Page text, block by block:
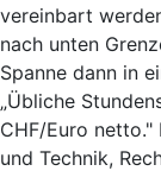
vereinbart
nach unten
Spanne dann in
„Übliche
CHF/Euro netto."
und Technik,